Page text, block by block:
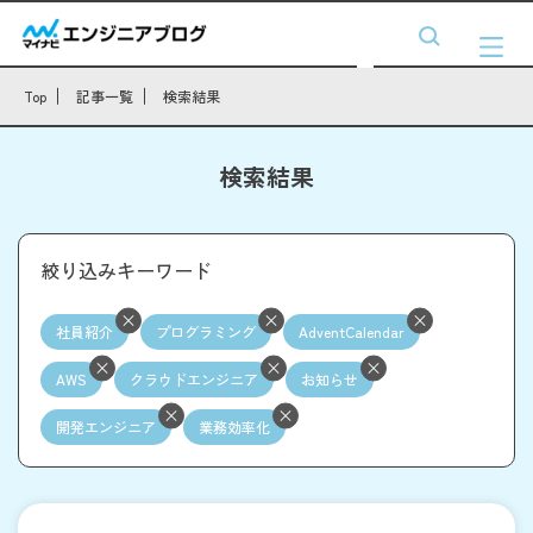
Top 記事一覧 検索結果
検索結果
絞り込みキーワード
社員紹介 プログラミング AdventCalendar
AWS クラウドエンジニア お知らせ
開発エンジニア 業務効率化